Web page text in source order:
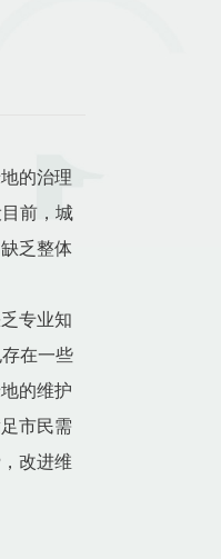
的治理
前，城
乏整体
专业知
在一些
的维护
市民需
改进维